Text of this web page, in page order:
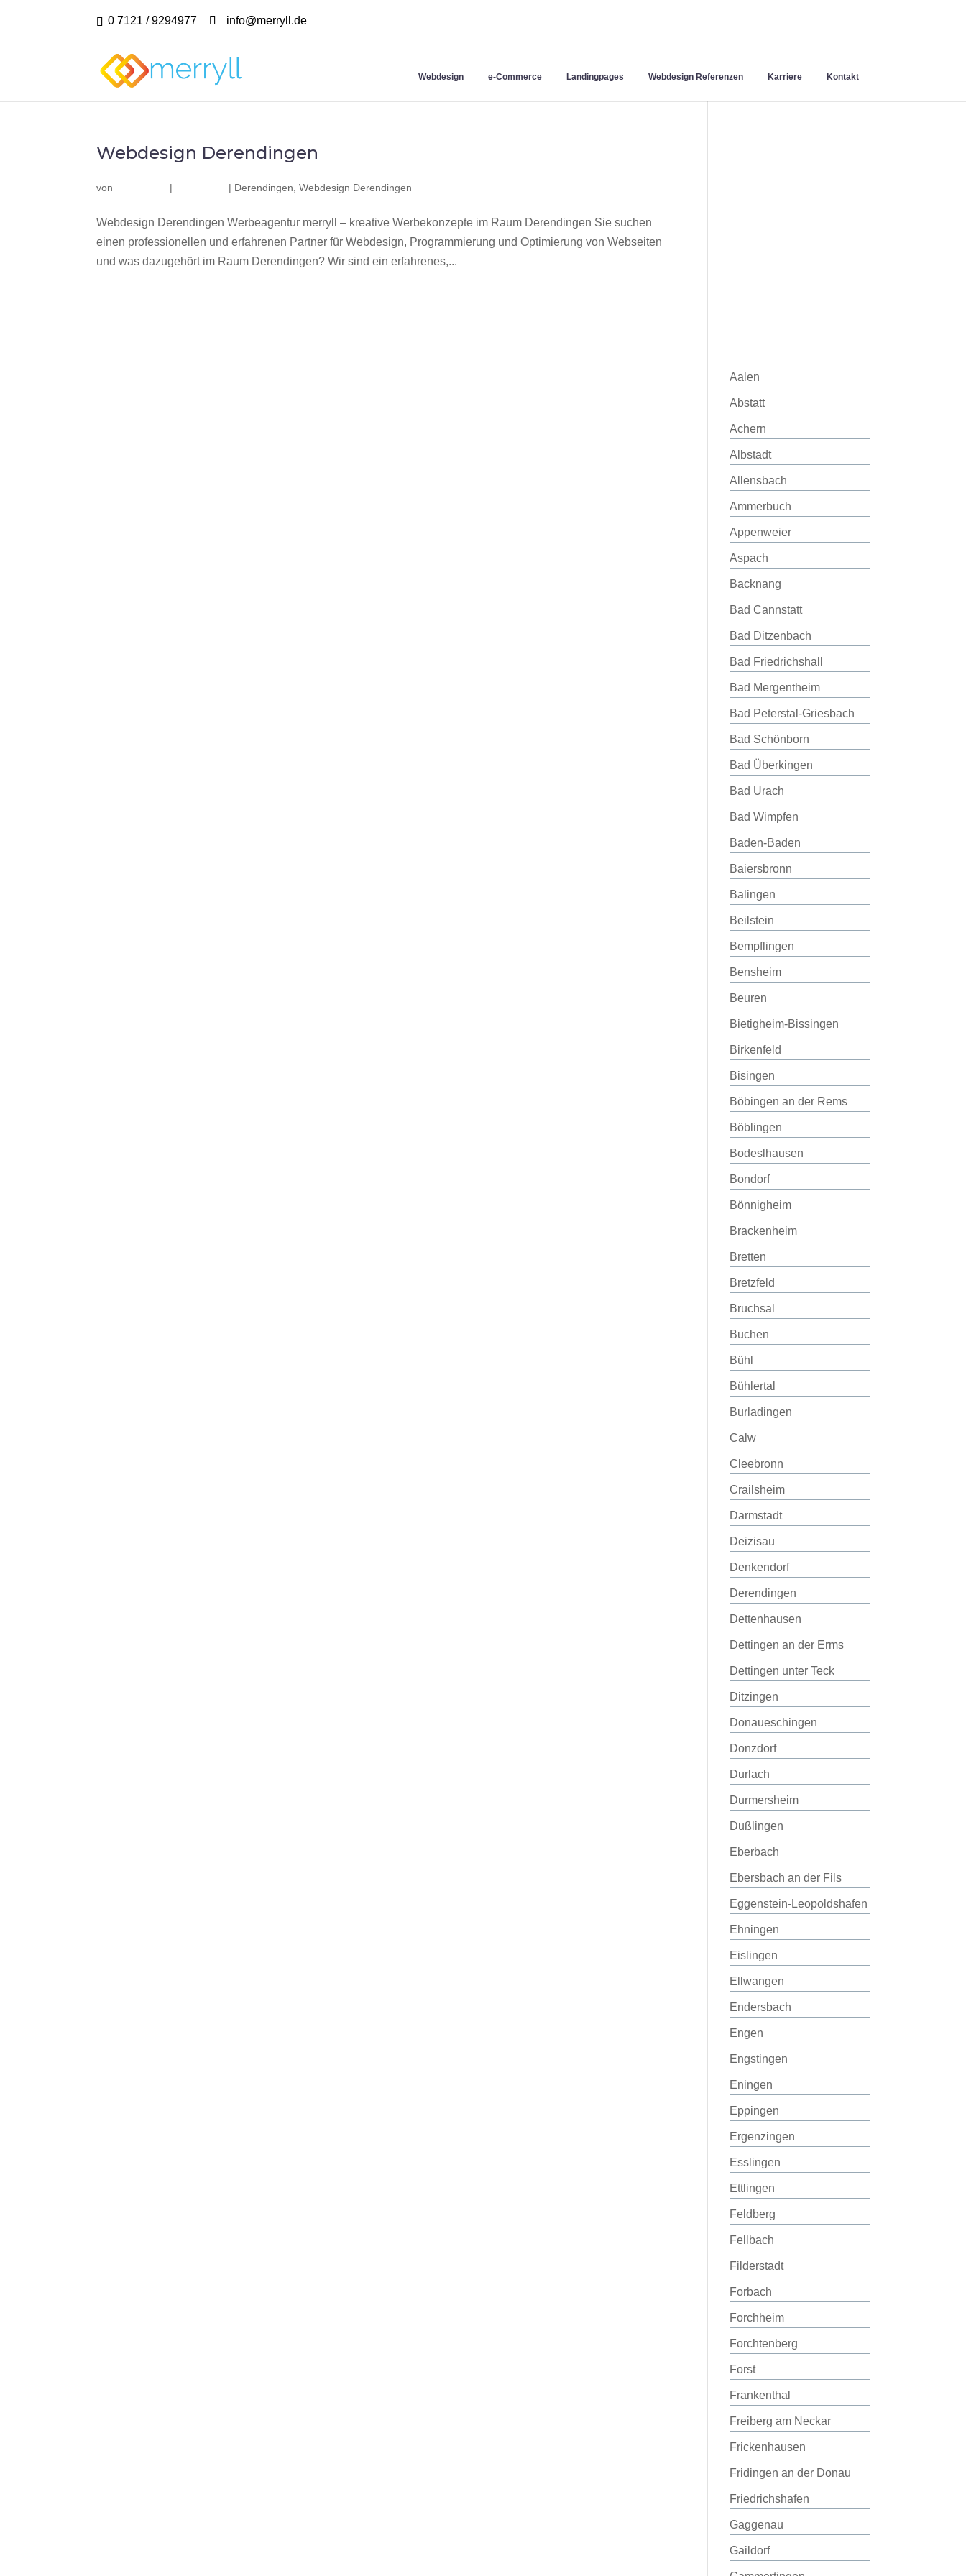
0 7121 / 9294977 info@merryll.de
Webdesign e-Commerce Landingpages Webdesign Referenzen Karriere Kontakt
Webdesign Derendingen
von | | Derendingen ,Webdesign Derendingen
Webdesign Derendingen Werbeagentur merryll – kreative Werbekonzepte im Raum Derendingen Sie suchen
einen professionellen und erfahrenen Partner für Webdesign, Programmierung und Optimierung von Webseiten
und was dazugehört im Raum Derendingen? Wir sind ein erfahrenes,...
Aalen
Abstatt
Achern
Albstadt
Allensbach
Ammerbuch
Appenweier
Aspach
Backnang
Bad Cannstatt
Bad Ditzenbach
Bad Friedrichshall
Bad Mergentheim
Bad Peterstal-Griesbach
Bad Schönborn
Bad Überkingen
Bad Urach
Bad Wimpfen
Baden-Baden
Baiersbronn
Balingen
Beilstein
Bempflingen
Bensheim
Beuren
Bietigheim-Bissingen
Birkenfeld
Bisingen
Böbingen an der Rems
Böblingen
Bodeslhausen
Bondorf
Bönnigheim
Brackenheim
Bretten
Bretzfeld
Bruchsal
Buchen
Bühl
Bühlertal
Burladingen
Calw
Cleebronn
Crailsheim
Darmstadt
Deizisau
Denkendorf
Derendingen
Dettenhausen
Dettingen an der Erms
Dettingen unter Teck
Ditzingen
Donaueschingen
Donzdorf
Durlach
Durmersheim
Dußlingen
Eberbach
Ebersbach an der Fils
Eggenstein-Leopoldshafen
Ehningen
Eislingen
Ellwangen
Endersbach
Engen
Engstingen
Eningen
Eppingen
Ergenzingen
Esslingen
Ettlingen
Feldberg
Fellbach
Filderstadt
Forbach
Forchheim
Forchtenberg
Forst
Frankenthal
Freiberg am Neckar
Frickenhausen
Fridingen an der Donau
Friedrichshafen
Gaggenau
Gaildorf